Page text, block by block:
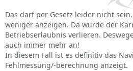
Das darf per Gesetz leider nicht
weniger anzeigen. Da würde der
Betriebserlaubnis verlieren.
auch immer mehr an!
In diesem Fall ist es definitiv das
Fehlmessung/-berechnung anzeigt.